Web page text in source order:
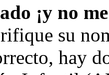
¡y no
su
hay